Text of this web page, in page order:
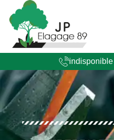
indisponible